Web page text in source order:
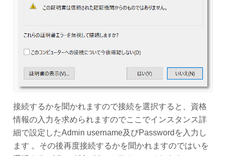
接続するかを聞かれますので接続を選択すると、資格
情報の入力を求められますのでここでインスタンス詳
細で設定したAdmin username及びPasswordを入力し
ます 。その後再度接続するかを聞かれますのではいを